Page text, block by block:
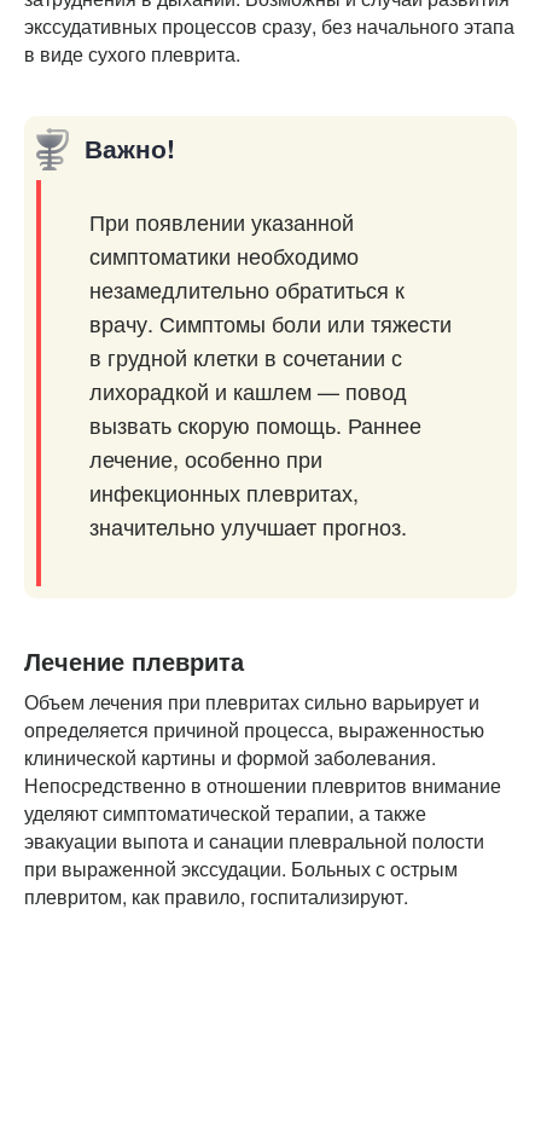
экссудативных процессов сразу, без начального этапа
в виде сухого плеврита.
Важно!
При появлении указанной
симптоматики необходимо
незамедлительно обратиться к
врачу. Симптомы боли или тяжести
в грудной клетки в сочетании с
лихорадкой и кашлем — повод
вызвать скорую помощь. Раннее
лечение, особенно при
инфекционных плевритах,
значительно улучшает прогноз.
Лечение плеврита
Объем лечения при плевритах сильно варьирует и
определяется причиной процесса, выраженностью
клинической картины и формой заболевания.
Непосредственно в отношении плевритов внимание
уделяют симптоматической терапии, а также
эвакуации выпота и санации плевральной полости
при выраженной экссудации. Больных с острым
плевритом, как правило, госпитализируют.